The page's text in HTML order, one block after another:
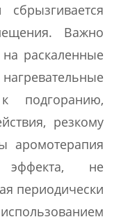
Важно
раскаленные
подгоранию,
резкому
аромотерапия
эффекта, не
периодически